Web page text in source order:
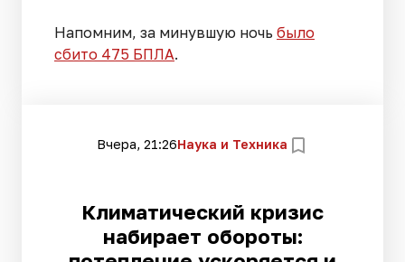
Напомним, за минувшую ночь было
сбито 475 БПЛА.
Вчера, 21:26Наука и Техника
Климатический кризис
набирает обороты: